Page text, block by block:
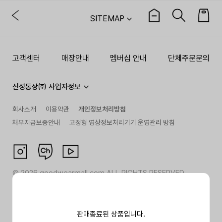
판매종료된 상품입니다.
SITEMAP
고객센터 매장안내 멤버십 안내 단체주문문의
신성통상㈜ 사업자정보
회사소개 이용약관
개인정보처리방침
채무지급보증안내
고정형 영상정보처리기기 운영관리 방침
©2026goodwearmall.com ALL RIGHTS RESERVED